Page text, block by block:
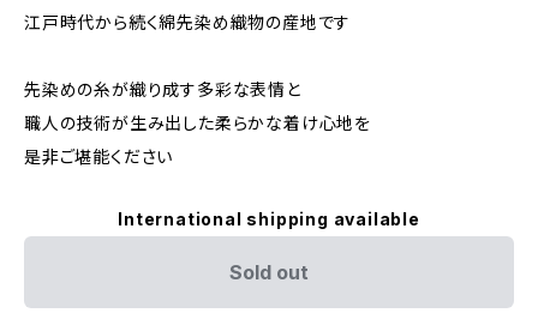
江戸時代から続く綿先染め織物の産地です
先染めの糸が織り成す多彩な表情と
職人の技術が生み出した柔らかな着け心地を
是非ご堪能ください
International shipping available
Sold out